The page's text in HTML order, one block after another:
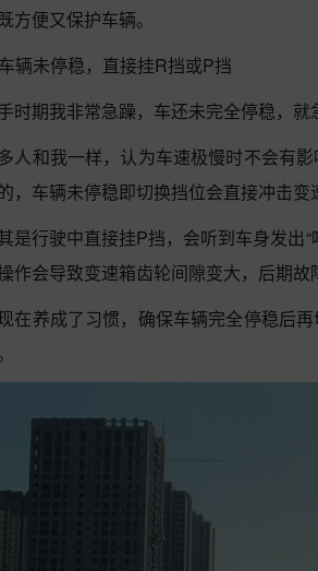
方便又保护车辆。
辆未停稳，直接挂R挡或P挡
时期我非常急躁，车还未完全停稳，
人和我一样，认为车速极慢时不会有
，车辆未停稳即切换挡位会直接冲击
是行驶中直接挂P挡，会听到车身发出
作会导致变速箱齿轮间隙变大，后期
在养成了习惯，确保车辆完全停稳后